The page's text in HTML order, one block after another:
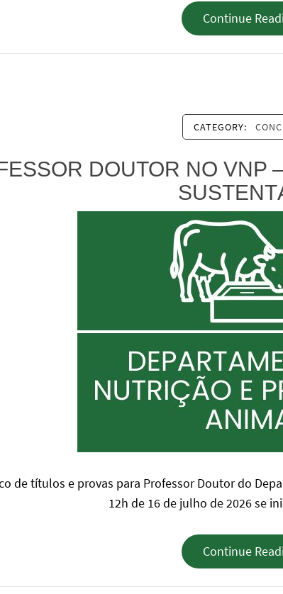
Continue
CATEGORY:
DOUTOR NO VNP
de títulos e provas para Professor Doutor do
12h de 16 de julho de 2026 se
Continue